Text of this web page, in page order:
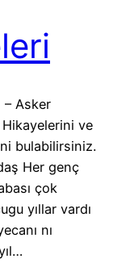
– Asker
Hikayelerini ve
bulabilirsiniz.
Her genç
çok
yıllar vardı
nı